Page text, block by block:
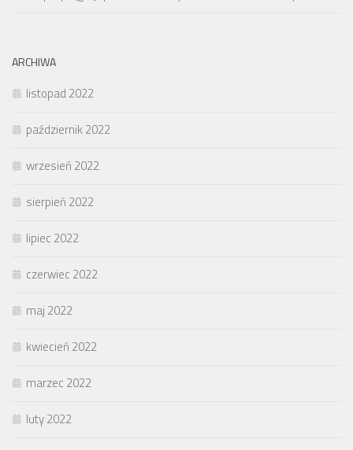
ARCHIWA
listopad 2022
październik 2022
wrzesień 2022
sierpień 2022
lipiec 2022
czerwiec 2022
maj 2022
kwiecień 2022
marzec 2022
luty 2022